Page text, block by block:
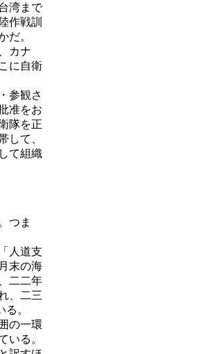
湾まで
作戦訓
だ。
カナ
に自衛
参観さ
准をお
隊を正
して、
て組織
つま
人道支
末の海
二二年
、二三
。
の一環
いる。